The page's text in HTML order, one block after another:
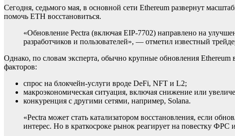
Сегодня, седьмого мая, в основной сети Ethereum развернут
помочь ETH восстановиться.
«Обновление Pectra (включая EIP-7702) направлено на
разработчиков и пользователей», — отметил известный
Однако, по словам эксперта, обычно крупные обновления
факторов:
спрос на блокчейн-услуги вроде DeFi, NFT и L2;
макроэкономическая ситуация, включая снижение или
конкуренция с другими сетями, например, Solana.
«Pectra может стать катализатором восстановления, если
интерес. Но в краткосроке рынок реагирует на повестку